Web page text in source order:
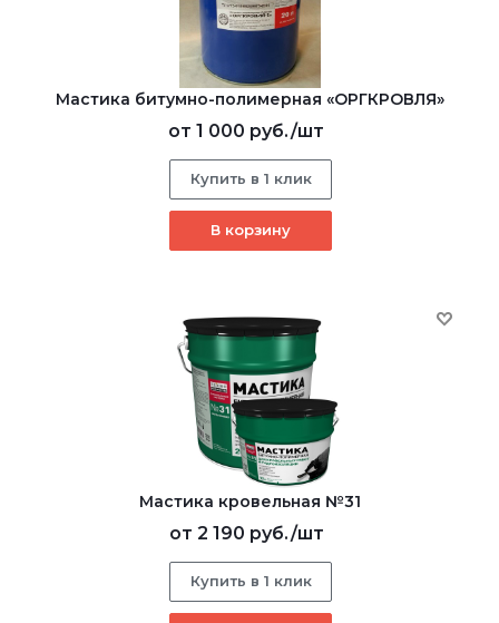
Мастика битумно-полимерная «ОРГКРОВЛЯ»
от 1 000 руб./шт
Купить в 1 клик
В корзину
Мастика кровельная №31
от 2 190 руб./шт
Купить в 1 клик